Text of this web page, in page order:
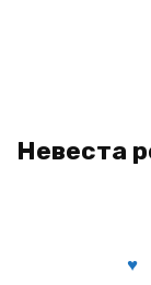
Невеста